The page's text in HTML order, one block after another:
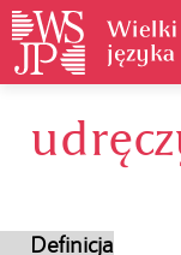
Definicja